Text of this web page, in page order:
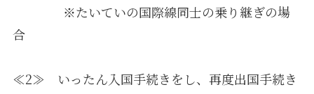
※たいていの国際線同士の乗り継ぎの場
合
≪2≫ いったん入国手続きをし、再度出国手続き